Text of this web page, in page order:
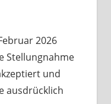
2026
Stellungnahme
und
ausdrücklich